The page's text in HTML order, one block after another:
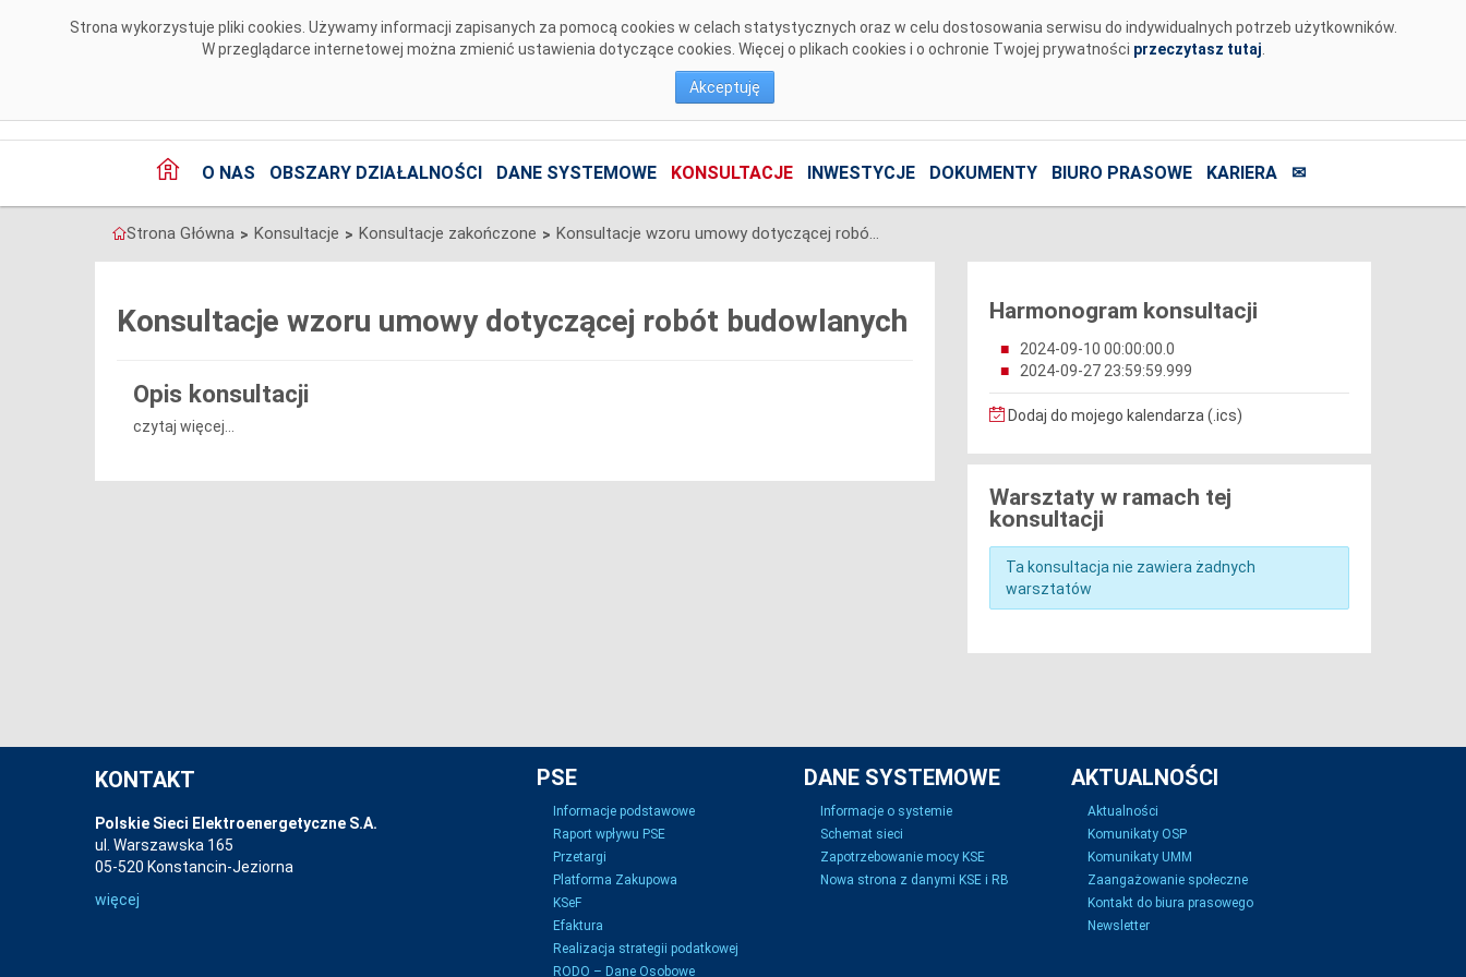
Strona wykorzystuje pliki cookies. Używamy informacji zapisanych za pomocą cookies w celach statystycznych oraz w celu dostosowania serwisu do indywidualnych potrzeb użytkowników.
W przeglądarce internetowej można zmienić ustawienia dotyczące cookies. Więcej o plikach cookies i o ochronie Twojej prywatności przeczytasz tutaj
Akceptuję
O NAS OBSZARY DZIAŁALNOŚCI DANE SYSTEMOWE KONSULTACJE INWESTYCJE DOKUMENTY BIURO PRASOWE KARIERA ✉
Strona Główna > Konsultacje > Konsultacje zakończone > Konsultacje wzoru umowy dotyczącej robót budowlanych
Konsultacje wzoru umowy dotyczącej robót budowlanych
Opis konsultacji
czytaj więcej...
Harmonogram konsultacji
2024-09-10 00:00:00.0
2024-09-27 23:59:59.999
Dodaj do mojego kalendarza (.ics)
Warsztaty w ramach tej
konsultacji
Ta konsultacja nie zawiera żadnych
warsztatów
KONTAKT
Polskie Sieci Elektroenergetyczne S.A.
ul. Warszawska 165
05-520 Konstancin-Jeziorna
więcej
PSE
Informacje podstawowe
Raport wpływu PSE
Przetargi
Platforma Zakupowa
KSeF
Efaktura
Realizacja strategii podatkowej
RODO – Dane Osobowe
DANE SYSTEMOWE
Informacje o systemie
Schemat sieci
Zapotrzebowanie mocy KSE
Nowa strona z danymi KSE i RB
AKTUALNOŚCI
Aktualności
Komunikaty OSP
Komunikaty UMM
Zaangażowanie społeczne
Kontakt do biura prasowego
Newsletter